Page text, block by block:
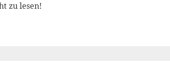
zu lesen!